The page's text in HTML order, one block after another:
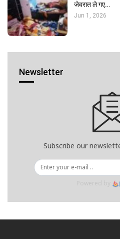
जेवरात ले गए…
Jun 1, 2026
Newsletter
Subscribe our